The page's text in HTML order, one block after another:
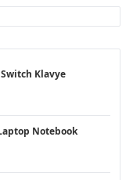
Klavye
Notebook